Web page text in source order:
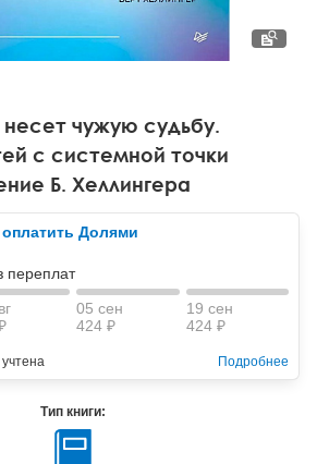
панические атаки
психотерапии
гипноз и НЛП
эргономика психология
психоанализ
чужую судьбу.
с системной точки
Б. Хеллингера
Долями
переплат
05 сен
424 ₽
19 сен
424 ₽
Подробнее
Тип книги: